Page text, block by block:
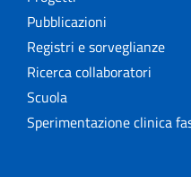
Pubblicazioni
Registri e sorveglianze
Ricerca collaboratori
Scuola
Sperimentazione clinica